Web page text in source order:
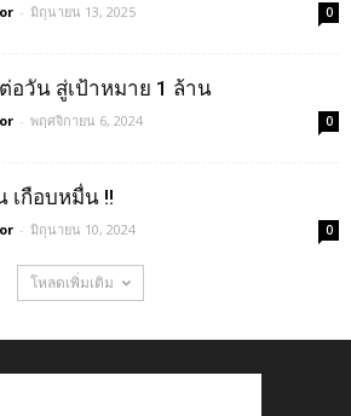
- มิถุนายน 13, 2025 0
อวัน สู่เป้าหมาย 1 ล้าน
- พฤศจิกายน 6, 2024 0
เกือบหมื่น !!
- มิถุนายน 10, 2024 0
โหลดเพิ่มเติม